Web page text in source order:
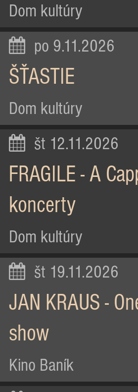
Dom kultúry
po 9.11.2026
ŠŤASTIE
Dom kultúry
št 12.11.2026
FRAGILE - A
koncerty
Dom kultúry
št 19.11.2026
JAN KRAUS -
show
Kino Baník